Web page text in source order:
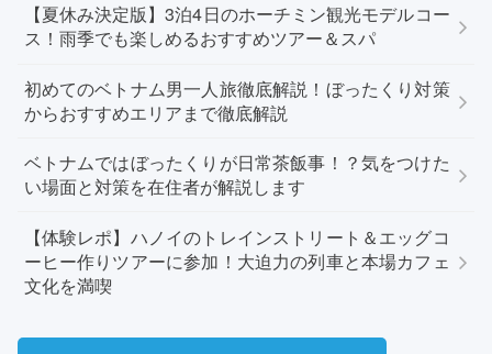
【夏休み決定版】3泊4日のホーチミン観光モデルコー
ス！雨季でも楽しめるおすすめツアー＆スパ
初めてのベトナム男一人旅徹底解説！ぼったくり対策
からおすすめエリアまで徹底解説
ベトナムではぼったくりが日常茶飯事！？気をつけた
い場面と対策を在住者が解説します
【体験レポ】ハノイのトレインストリート＆エッグコ
ーヒー作りツアーに参加！大迫力の列車と本場カフェ
文化を満喫